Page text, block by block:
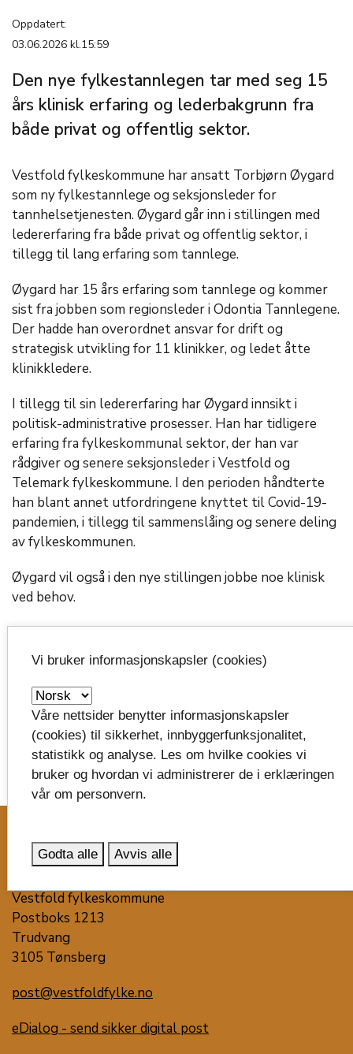
Oppdatert:
03.06.2026 kl.15:59
Den nye fylkestannlegen tar med seg 15
års klinisk erfaring og lederbakgrunn fra
både privat og offentlig sektor.
Vestfold fylkeskommune har ansatt Torbjørn Øygard
som ny fylkestannlege og seksjonsleder for
tannhelsetjenesten. Øygard går inn i stillingen med
ledererfaring fra både privat og offentlig sektor, i
tillegg til lang erfaring som tannlege.
Øygard har 15 års erfaring som tannlege og kommer
sist fra jobben som regionsleder i Odontia Tannlegene.
Der hadde han overordnet ansvar for drift og
strategisk utvikling for 11 klinikker, og ledet åtte
klinikkledere.
I tillegg til sin ledererfaring har Øygard innsikt i
politisk-administrative prosesser. Han har tidligere
erfaring fra fylkeskommunal sektor, der han var
rådgiver og senere seksjonsleder i Vestfold og
Telemark fylkeskommune. I den perioden håndterte
han blant annet utfordringene knyttet til Covid-19-
pandemien, i tillegg til sammenslåing og senere deling
av fylkeskommunen.
Øygard vil også i den nye stillingen jobbe noe klinisk
ved behov.
Tannhelse
Skriv til oss
Vestfold fylkeskommune
Postboks 1213
Trudvang
3105 Tønsberg
post@vestfoldfylke.no
eDialog - send sikker digital post
Vi bruker informasjonskapsler (cookies)
Våre nettsider benytter informasjonskapsler
(cookies) til sikkerhet, innbyggerfunksjonalitet,
statistikk og analyse. Les om hvilke cookies vi
bruker og hvordan vi administrerer de i erklæringen
vår om personvern.
Godta alle Avvis alle